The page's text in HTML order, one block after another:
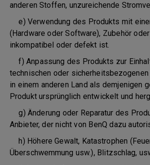
anderen Stoffen, unzureichende
e) Verwendung des Produkts mit
(Hardware oder Software), Zubehör
inkompatibel oder defekt ist.
f) Anpassung des Produkts zur
technischen oder sicherheitsbezogenen
in einem anderen Land als demjenigen
Produkt ursprünglich entwickelt und
g) Änderung oder Reparatur des
Anbieter, der nicht von BenQ dazu
h) Höhere Gewalt, Katastrophen
Überschwemmung usw.), Blitzschlag,